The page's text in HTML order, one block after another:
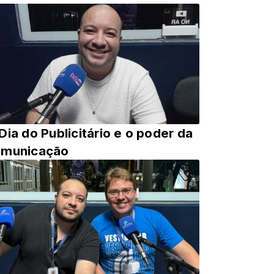
do Publicitário e o poder da